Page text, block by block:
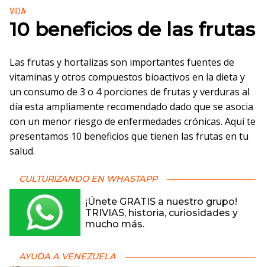
Publicado en:
VIDA
10 beneficios de las frutas
Las frutas y hortalizas son importantes fuentes de
vitaminas y otros compuestos bioactivos en la dieta y
un consumo de 3 o 4 porciones de frutas y verduras al
día esta ampliamente recomendado dado que se asocia
con un menor riesgo de enfermedades crónicas. Aquí te
presentamos 10 beneficios que tienen las frutas en tu
salud.
CULTURIZANDO EN WHASTAPP
¡Únete GRATIS a nuestro grupo!
TRIVIAS, historia, curiosidades y
mucho más.
AYUDA A VENEZUELA